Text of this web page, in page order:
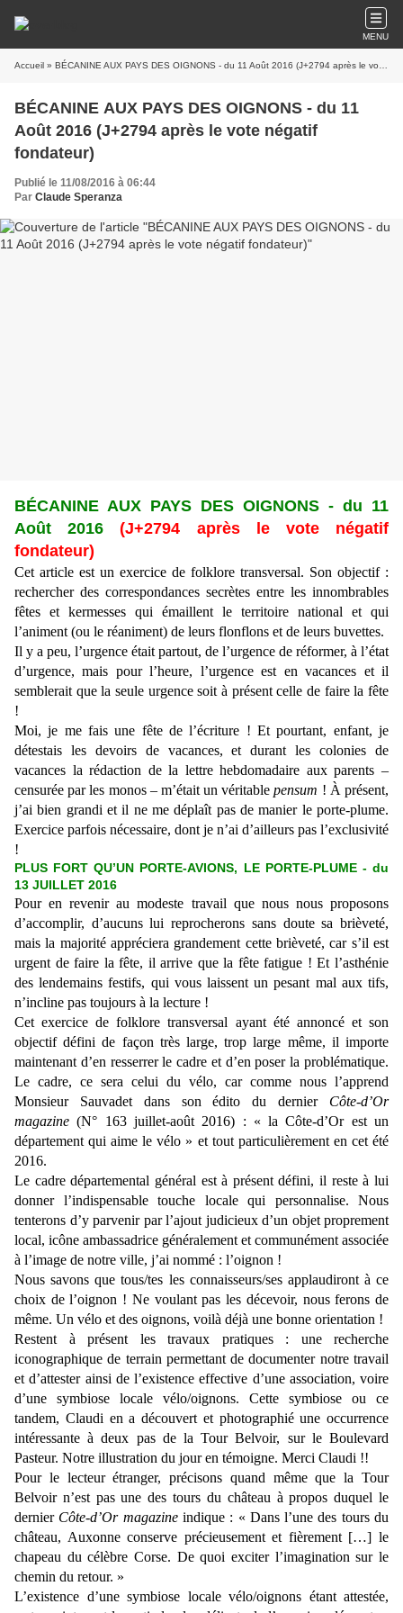
MENU
Accueil » BÉCANINE AUX PAYS DES OIGNONS - du 11 Août 2016 (J+2794 après le vote négatif fondateur)
BÉCANINE AUX PAYS DES OIGNONS - du 11
Août 2016 (J+2794 après le vote négatif
fondateur)
Publié le 11/08/2016 à 06:44
Par Claude Speranza
BÉCANINE AUX PAYS DES OIGNONS - du 11
Août 2016(J+2794 après le vote négatif
fondateur)
Cet article est un exercice de folklore transversal. Son objectif :
rechercher des correspondances secrètes entre les innombrables
fêtes et kermesses qui émaillent le territoire national et qui
l’animent (ou le réaniment) de leurs flonflons et de leurs buvettes.
Il y a peu, l’urgence était partout, de l’urgence de réformer, à l’état
d’urgence, mais pour l’heure, l’urgence est en vacances et il
semblerait que la seule urgence soit à présent celle de faire la fête
!
Moi, je me fais une fête de l’écriture ! Et pourtant, enfant, je
détestais les devoirs de vacances, et durant les colonies de
vacances la rédaction de la lettre hebdomadaire aux parents –
censurée par les monos – m’était un véritablepensum ! À présent,
j’ai bien grandi et il ne me déplaît pas de manier le porte-plume.
Exercice parfois nécessaire, dont je n’ai d’ailleurs pas l’exclusivité
!
PLUS FORT QU’UN PORTE-AVIONS, LE PORTE-PLUME - du
13 JUILLET 2016
Pour en revenir au modeste travail que nous nous proposons
d’accomplir, d’aucuns lui reprocherons sans doute sa brièveté,
mais la majorité appréciera grandement cette brièveté, car s’il est
urgent de faire la fête, il arrive que la fête fatigue ! Et l’asthénie
des lendemains festifs, qui vous laissent un pesant mal aux tifs,
n’incline pas toujours à la lecture !
Cet exercice de folklore transversal ayant été annoncé et son
objectif défini de façon très large, trop large même, il importe
maintenant d’en resserrer le cadre et d’en poser la problématique.
Le cadre, ce sera celui du vélo, car comme nous l’apprend
Monsieur Sauvadet dans son édito du dernier Côte-d’Or
magazine (N° 163 juillet-août 2016) : « la Côte-d’Or est un
département qui aime le vélo » et tout particulièrement en cet été
2016.
Le cadre départemental général est à présent défini, il reste à lui
donner l’indispensable touche locale qui personnalise. Nous
tenterons d’y parvenir par l’ajout judicieux d’un objet proprement
local, icône ambassadrice généralement et communément associée
à l’image de notre ville, j’ai nommé : l’oignon !
Nous savons que tous/tes les connaisseurs/ses applaudiront à ce
choix de l’oignon ! Ne voulant pas les décevoir, nous ferons de
même. Un vélo et des oignons, voilà déjà une bonne orientation !
Restent à présent les travaux pratiques : une recherche
iconographique de terrain permettant de documenter notre travail
et d’attester ainsi de l’existence effective d’une association, voire
d’une symbiose locale vélo/oignons. Cette symbiose ou ce
tandem, Claudi en a découvert et photographié une occurrence
intéressante à deux pas de la Tour Belvoir, sur le Boulevard
Pasteur. Notre illustration du jour en témoigne. Merci Claudi !!
Pour le lecteur étranger, précisons quand même que la Tour
Belvoir n’est pas une des tours du château à propos duquel le
dernier Côte-d’Or magazineindique : « Dans l’une des tours du
château, Auxonne conserve précieusement et fièrement […] le
chapeau du célèbre Corse. De quoi exciter l’imagination sur le
chemin du retour. »
L’existence d’une symbiose locale vélo/oignons étant attestée,